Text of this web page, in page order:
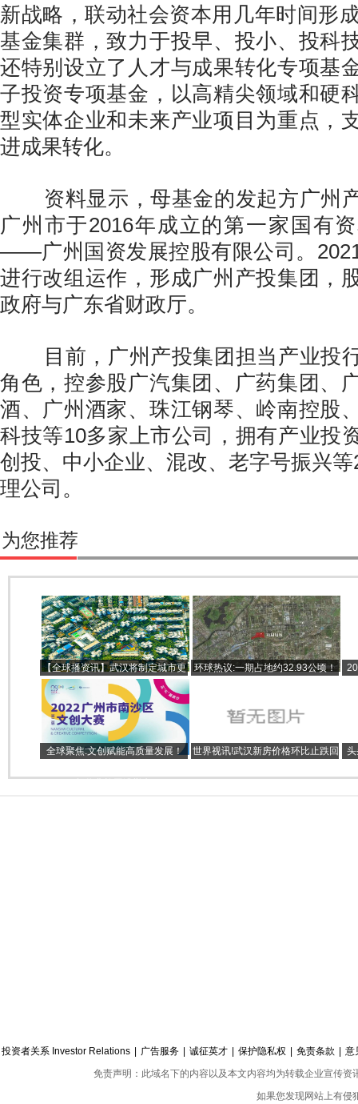
新战略，联动社会资本用几年时间形
基金集群，致力于投早、投小、投科
还特别设立了人才与成果转化专项基
子投资专项基金，以高精尖领域和硬
型实体企业和未来产业项目为重点，
进成果转化。
资料显示，母基金的发起方广州
广州市于2016年成立的第一家国有
——广州国资发展控股有限公司。
进行改组运作，形成广州产投集团，
政府与广东省财政厅。
目前，广州产投集团担当产业投
角色，控参股广汽集团、广药集团、
酒、广州酒家、珠江钢琴、岭南控股
科技等10多家上市公司，拥有产业投
创投、中小企业、混改、老字号振兴
理公司。
为您推荐
【全球播资讯】武汉将制定城市更
新三年行动方案，推进32个重点单
元优化升级
环球热议:一期占地约32.93公顷！
全球聚焦:文创赋能高质量发展！
世界视讯!武汉新房价格环比止跌回
投资者关系 Investor Relations 广告服务 诚征英才 保护隐私权 免责条款
意
免责声明：此域名下的内容以及本文内容均为转载企业宣传
如果您发现网站上有侵